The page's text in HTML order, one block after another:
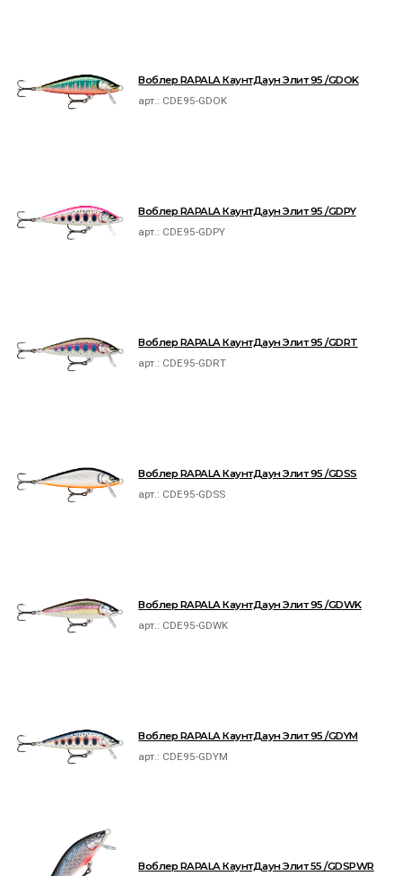
Воблер RAPALA КаунтДаун Элит 95 /GDOK
арт.: CDE95-GDOK
Воблер RAPALA КаунтДаун Элит 95 /GDPY
арт.: CDE95-GDPY
Воблер RAPALA КаунтДаун Элит 95 /GDRT
арт.: CDE95-GDRT
Воблер RAPALA КаунтДаун Элит 95 /GDSS
арт.: CDE95-GDSS
Воблер RAPALA КаунтДаун Элит 95 /GDWK
арт.: CDE95-GDWK
Воблер RAPALA КаунтДаун Элит 95 /GDYM
арт.: CDE95-GDYM
Воблер RAPALA КаунтДаун Элит 55 /GDSPWR